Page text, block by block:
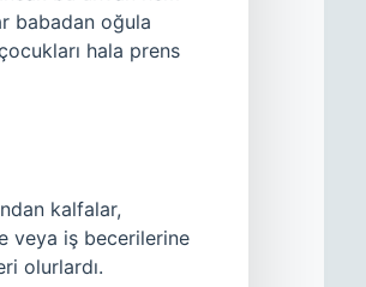
babadan oğula
hala prens
kalfalar,
veya iş becerilerine
olurlardı.